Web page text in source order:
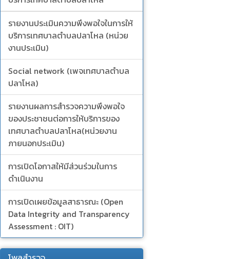
รายงานประเมินความพึงพอใจในการให้
บริการเทศบาลตำบลปลาโหล (หน่วย
งานประเมิน)
Social network (เพจเทศบาลตำบล
ปลาโหล)
รายงานผลการสำรวจความพึงพอใจ
ของประชาชนต่อการให้บริการของ
เทศบาลตำบลปลาโหล(หน่วยงาน
ภายนอกประเมิน)
การเปิดโอกาสให้มีส่วนร่วมในการ
ดำเนินงาน
การเปิดเผยข้อมูลสาธารณะ (Open
Data Integrity and Transparency
Assessment : OIT)